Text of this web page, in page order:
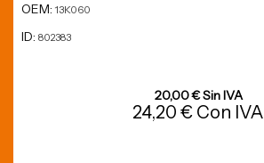
OEM: 13K060
ID: 802383
20,00 € Sin IVA
24,20 € Con IVA